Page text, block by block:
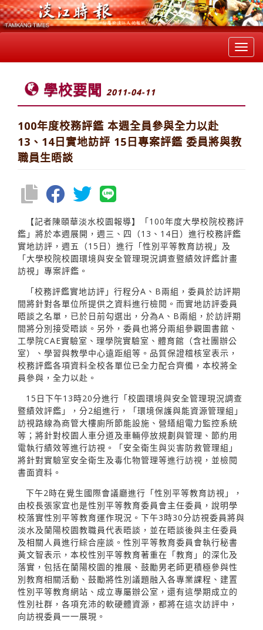
學校要聞 2011-04-11
100年度校務評鑑 本週全員參與全力以赴
13、14日實地訪評 15日專案評鑑 委員將與教
職員生晤談
【記者陳頤華淡水校園報導】「100年度大學校院校務評
鑑」將於本週展開，週三、四（13、14日）進行校務評鑑
實地訪評，週五（15日）進行「性別平等教育訪視」及
「大學校院校園環境與安全管理現況調查暨績效評鑑計畫
訪視」專案評鑑。
「校務評鑑實地訪評」行程分A、B兩組，委員於訪評期
間將針對各單位所提供之資料進行檢閱。而實地訪評委員
晤談之名單，已於日前勾選出，分為A、B兩組，於訪評期
間將分別接受晤談。另外，委員也將分兩組參觀圖書館、
工學院CAE實驗室、理學院實驗室、體育館（含社團辦公
室）、學習與教學中心遠距組等。品質保證稽核室表示，
校務評鑑各項資料全校各單位已全力配合齊備，本校將全
員參與，全力以赴。
15日下午13時20分進行「校園環境與安全管理現況調查
暨績效評鑑」，分2組進行，「環境保護與能資源管理組」
訪視路線為商管大樓廁所節能設施、營繕組電力監控系統
等；將針對校園人車分道及車輛停放規劃與管理、節約用
電執行績效等進行訪視。「安全衛生與災害防救管理組」
將針對實驗室安全衛生及毒化物管理等進行訪視，並檢閱
書面資料。
下午2時在覺生國際會議廳進行「性別平等教育訪視」，
由校長張家宜也是性別平等教育委員會主任委員，說明學
校落實性別平等教育運作現況。下午3時30分訪視委員將與
淡水及蘭陽校園教職員代表晤談，並在晤談後與主任委員
及相關人員進行綜合座談。性別平等教育委員會執行秘書
黃文智表示，本校性別平等教育著重在「教育」的深化及
落實，包括在蘭陽校園的推展、鼓勵男老師更積極參與性
別教育相關活動、鼓勵將性別議題融入各專業課程、建置
性別平等教育網站、成立專屬辦公室，還有這學期成立的
性別社群，各項充沛的軟硬體資源，都將在這次訪評中，
向訪視委員一一展現。